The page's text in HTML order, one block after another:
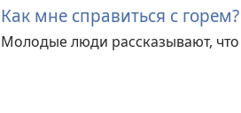
Как мне справиться с горем?
Молодые люди рассказывают,